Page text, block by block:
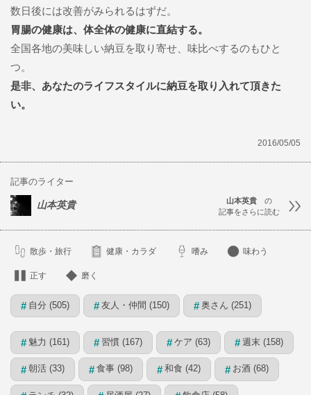
数日後には改善がみられるはずだ。
胃腸の健康は、体全体の健康に直結する。
全国各地の美味しい納豆を取り寄せ、味比べするのもひと
つ。
是非、あなたのライフスタイルに納豆を取り入れて頂きた
い。
2016/05/05
記事のライター
山本英貴 山本英貴 の
記事をさらに読む
散歩・旅行 健康・カラダ 嗜み 味わう
正す 磨く
# 自分 (505) # 友人・仲間 (150) # 奥さん (251)
# 魅力 (161) # 習慣 (167) # ケア (63) # 週末 (158)
# 朝活 (33) # 食事 (98) # 和食 (42) # お酒 (68)